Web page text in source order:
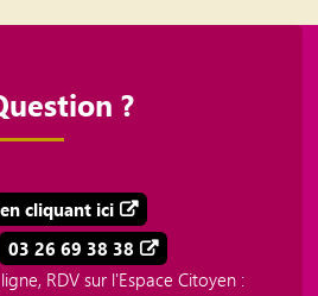
?
en cliquant ici
03 26 69 38 38
RDV sur l'Espace Citoyen :